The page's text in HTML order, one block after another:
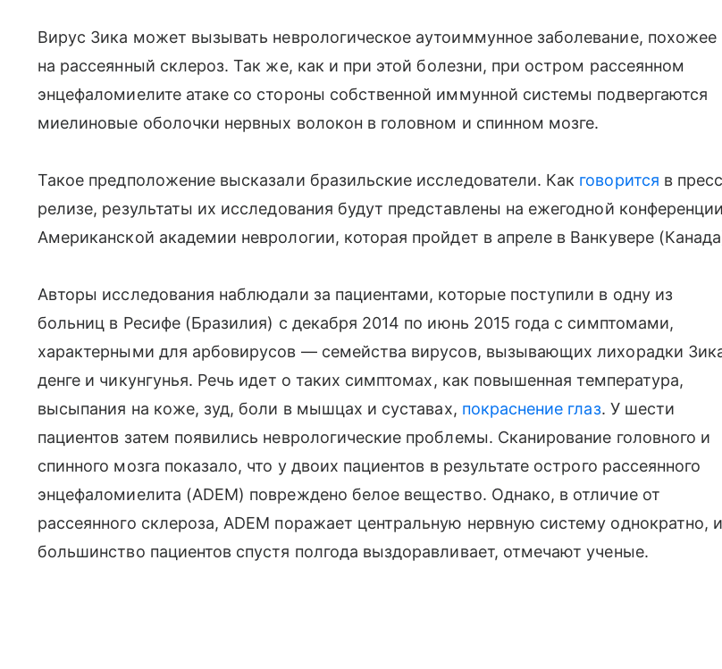
Вирус Зика может вызывать неврологическое аутоиммунное заболевание, похожее
на рассеянный склероз. Так же, как и при этой болезни, при остром рассеянном
энцефаломиелите атаке со стороны собственной иммунной системы подвергаются
миелиновые оболочки нервных волокон в головном и спинном мозге.
Такое предположение высказали бразильские исследователи. Как говорится в
релизе, результаты их исследования будут представлены на ежегодной конференции
Американской академии неврологии, которая пройдет в апреле в Ванкувере
Авторы исследования наблюдали за пациентами, которые поступили в одну из
больниц в Ресифе (Бразилия) с декабря 2014 по июнь 2015 года с симптомами,
характерными для арбовирусов — семейства вирусов, вызывающих лихорадки
денге и чикунгунья. Речь идет о таких симптомах, как повышенная температура,
высыпания на коже, зуд, боли в мышцах и суставах, покраснение глаз. У шести
пациентов затем появились неврологические проблемы. Сканирование головного и
спинного мозга показало, что у двоих пациентов в результате острого рассеянного
энцефаломиелита (ADEM) повреждено белое вещество. Однако, в отличие от
рассеянного склероза, ADEM поражает центральную нервную систему однократно, и
большинство пациентов спустя полгода выздоравливает, отмечают ученые.